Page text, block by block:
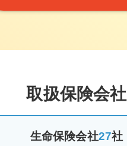
取扱保険会社
生命保険会社27社